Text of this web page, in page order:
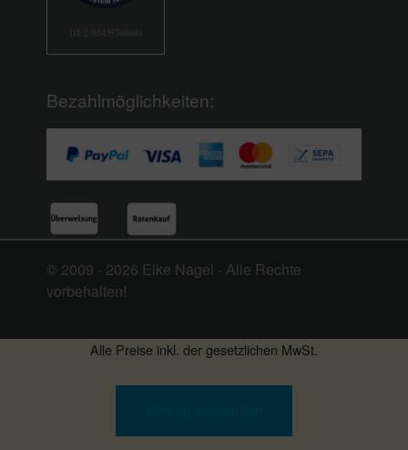
Bezahlmöglichkeiten:
© 2009 - 2026 Elke Nagel - Alle Rechte
vorbehalten!
Alle Preise inkl. der gesetzlichen MwSt.